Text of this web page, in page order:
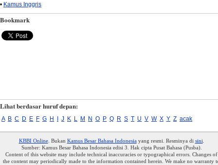
• Kamus Inggris
Bookmark
Lihat berdasar huruf depan:
A B C D E F G H I J K L M N O P Q R S T U V W X Y Z acak
KBBI Online. Bukan Kamus Besar Bahasa Indonesiayang resmi. Resminya di sini
Sumber: Kamus Besar Bahasa Indonesia edisi 3. Hak cipta Pusat Bahasa (Pusba).
Content of this website may include technical inaccuracies or typographical errors. Changes of
the content may periodically made to the information contained herein. We make no warranty